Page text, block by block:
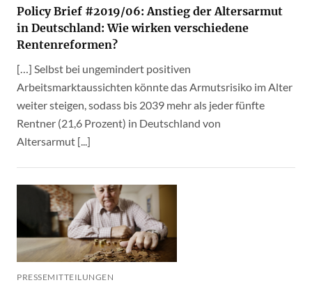
Policy Brief #2019/06: Anstieg der Altersarmut
in Deutschland: Wie wirken verschiedene
Rentenreformen?
[…] Selbst bei ungemindert positiven
Arbeitsmarktaussichten könnte das Armutsrisiko im Alter
weiter steigen, sodass bis 2039 mehr als jeder fünfte
Rentner (21,6 Prozent) in Deutschland von
Altersarmut [...]
PRESSEMITTEILUNGEN